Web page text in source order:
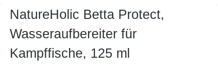
NatureHolic Betta Protect,
Wasseraufbereiter für
Kampffische, 125 ml